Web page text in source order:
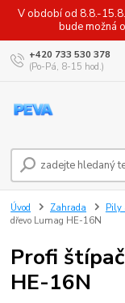
V období od 8.8.-
bude možná
+420 733 530 378
(Po-Pá, 8-15 hod.)
Úvod Zahrada Pily
dřevo Lumag HE-16N
Profi
HE-16N